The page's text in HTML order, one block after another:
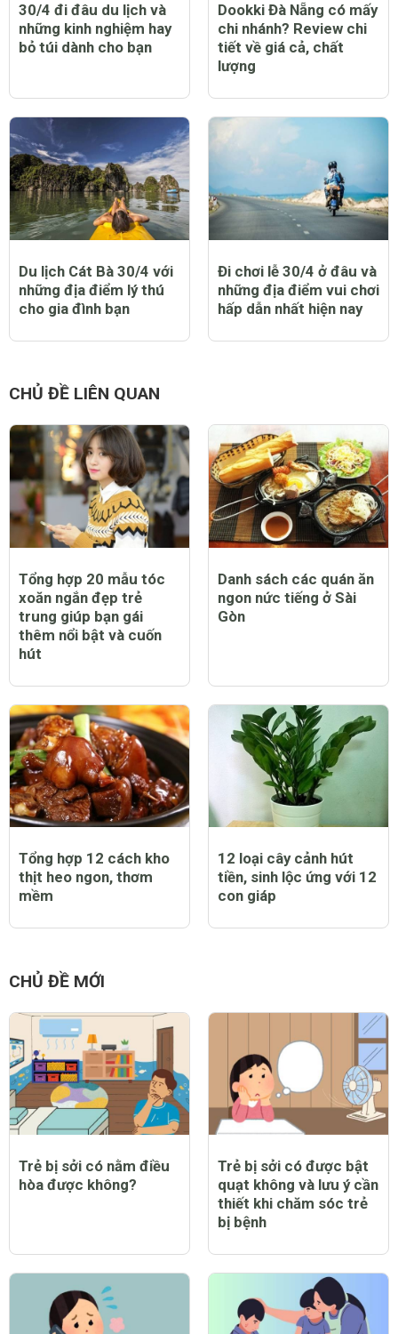
30/4 đi đâu du lịch và
những kinh nghiệm hay
bỏ túi dành cho bạn
Dookki Đà Nẵng có mấy
chi nhánh? Review chi
tiết về giá cả, chất
lượng
Du lịch Cát Bà 30/4 với
những địa điểm lý thú
cho gia đình bạn
Đi chơi lễ 30/4 ở đâu và
những địa điểm vui chơi
hấp dẫn nhất hiện nay
CHỦ ĐỀ LIÊN QUAN
Tổng hợp 20 mẫu tóc
xoăn ngắn đẹp trẻ
trung giúp bạn gái
thêm nổi bật và cuốn
hút
Danh sách các quán ăn
ngon nức tiếng ở Sài
Gòn
Tổng hợp 12 cách kho
thịt heo ngon, thơm
mềm
12 loại cây cảnh hút
tiền, sinh lộc ứng với 12
con giáp
CHỦ ĐỀ MỚI
Trẻ bị sởi có nằm điều
hòa được không?
Trẻ bị sởi có được bật
quạt không và lưu ý cần
thiết khi chăm sóc trẻ
bị bệnh